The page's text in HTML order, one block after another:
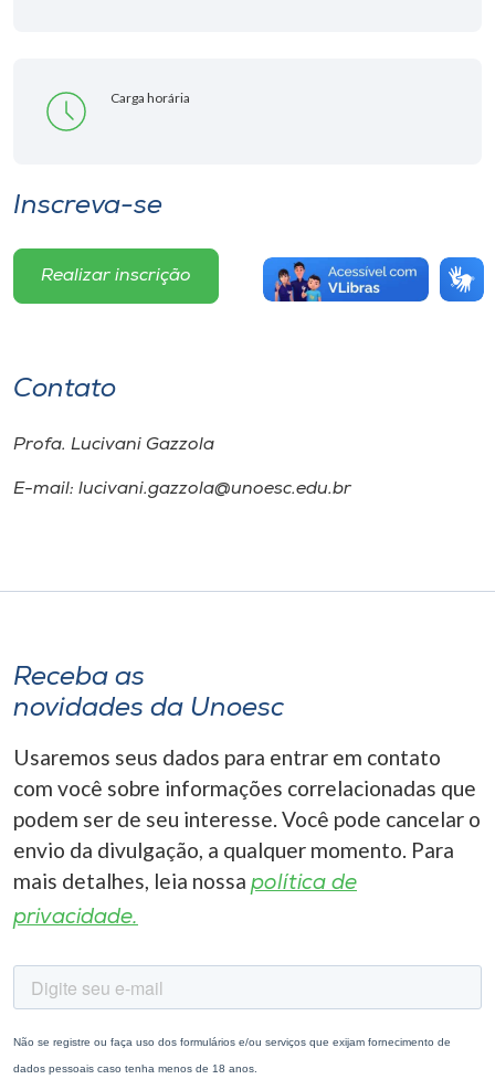
Carga horária
Inscreva-se
Realizar inscrição
Contato
Profa. Lucivani Gazzola
E-mail: lucivani.gazzola@unoesc.edu.br
Receba as
novidades da Unoesc
Usaremos seus dados para entrar em contato
com você sobre informações correlacionadas que
podem ser de seu interesse. Você pode cancelar o
envio da divulgação, a qualquer momento. Para
mais detalhes, leia nossa política de
privacidade.